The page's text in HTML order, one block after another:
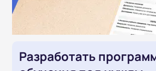
Разработать